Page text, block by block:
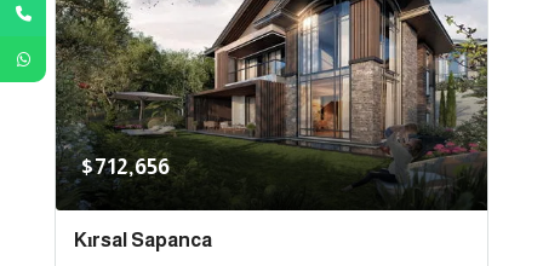
$712,656
Kırsal Sapanca